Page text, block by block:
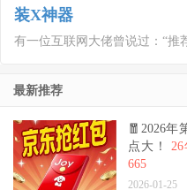
装X神器
有一位互联网大佬曾说过：“推
最新推荐
🧧2026年
点大！
665
2026-01-25